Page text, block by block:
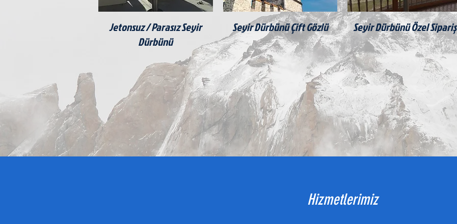
Jetonsuz / Parasız Seyir
Dürbünü
Seyir Dürbünü Çift Gözlü Seyir Dürbünü Özel Sipariş
Hizmetlerimiz